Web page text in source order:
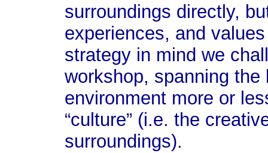
surroundings directly,
experiences, and
strategy in mind we
workshop, spanning the
environment more or
“culture” (i.e. the
surroundings).